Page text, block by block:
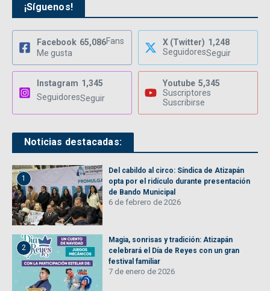
¡Síguenos!
Facebook 65,086Fans
Me gusta
X (Twitter) 1,248
SeguidoresSeguir
Instagram 1,345
SeguidoresSeguir
Youtube 5,345
Suscriptores
Suscribirse
Noticias destacadas:
1
Del cabildo al circo: Síndica de Atizapán
opta por el ridículo durante presentación
de Bando Municipal
6 de febrero de 2026
2
Magia, sonrisas y tradición: Atizapán
celebrará el Día de Reyes con un gran
festival familiar
7 de enero de 2026